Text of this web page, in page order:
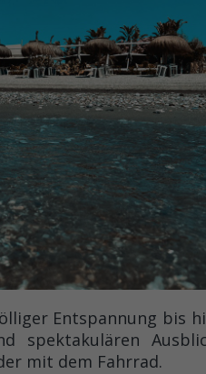
Entspannung bis
spektakulären
mit dem Fahrrad.